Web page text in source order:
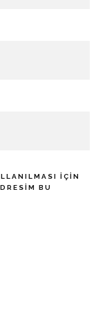
IÇIN
BU